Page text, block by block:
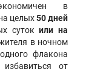
в
целых50 дней
сутокили на
в ночном
флакона
от